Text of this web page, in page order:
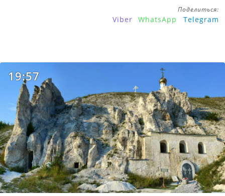
Поделиться:
Viber WhatsApp Telegram
19:57